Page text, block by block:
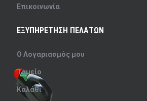
Επικοινωνία
ΕΞΥΠΗΡΕΤΗΣΗ ΠΕΛΑΤΩΝ
Ο Λογαριασμός μου
Ταμείο
Καλάθι